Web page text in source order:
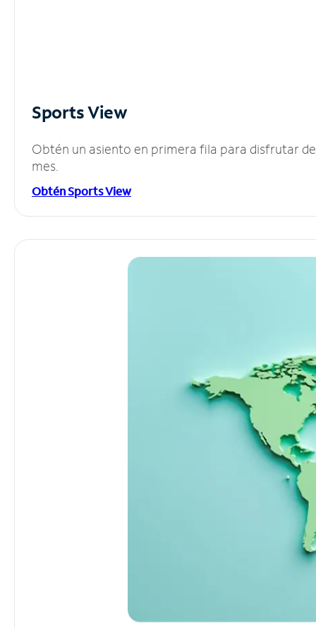
Sports View
Obtén un asiento en primera fila para disfrutar
mes.
Obtén Sports View